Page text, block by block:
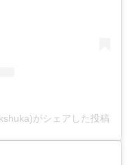
がシェアした投稿